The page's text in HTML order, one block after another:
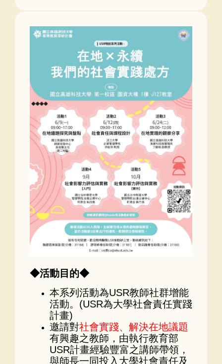
◆活動目的◆
本系列活動為USR教師社群增能
活動。(USR為大學社會責任實踐
計畫)
邀請對社會實踐、解決在地議題
有興趣之教師，由執行教育部
USR計畫經驗豐富之講師帶領，
與師長一同投入大學社會責任及